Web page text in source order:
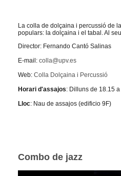
La colla de dolçaina i percussió de
populars: la dolçaina i el tabal. Al
Director: Fernando Cantó Salinas
E-mail: colla@upv.es
Web: Colla Dolçaina i Percussió
Horari d'assajos: Dilluns de 18.15
Lloc: Nau de assajos (edificio 9F)
Combo de jazz